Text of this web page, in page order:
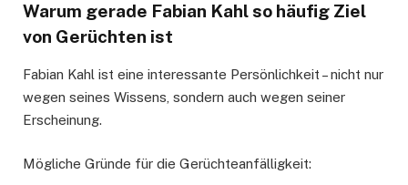
Warum gerade Fabian Kahl so häufig Ziel
von Gerüchten ist
Fabian Kahl ist eine interessante Persönlichkeit – nicht nur
wegen seines Wissens, sondern auch wegen seiner
Erscheinung.
Mögliche Gründe für die Gerüchteanfälligkeit: